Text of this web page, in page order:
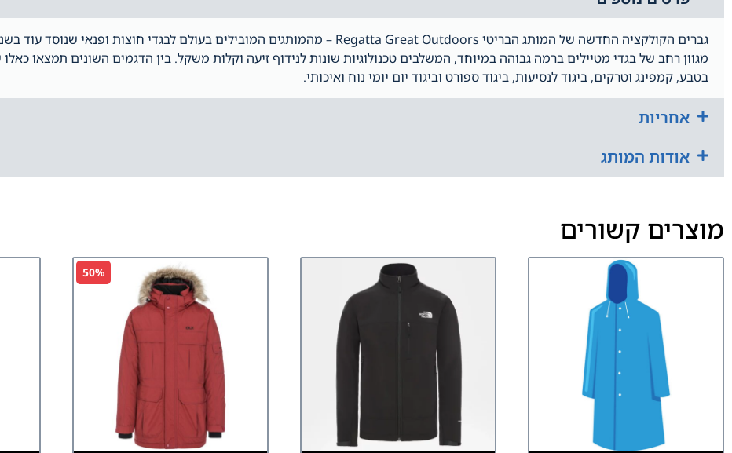
מגוון רחב של בגדי מטיילים ברמה גבוהה במיוחד, המשלבים טכנולוגיות שונות לנידוף זיעה וקלות משקל. בין הדגמים השונים תמצאו
בטבע, קמפינג וטרקים, ביגוד לנסיעות, ביגוד ספורט וביגוד יום יומי נוח ואיכותי.
אחריות
אודות המותג
מוצרים קשורים
50%